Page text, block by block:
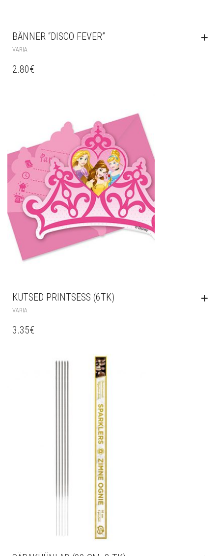
BÄNNER “DISCO FEVER”
VARIA
2.80€
KUTSED PRINTSESS (6TK)
VARIA
3.35€